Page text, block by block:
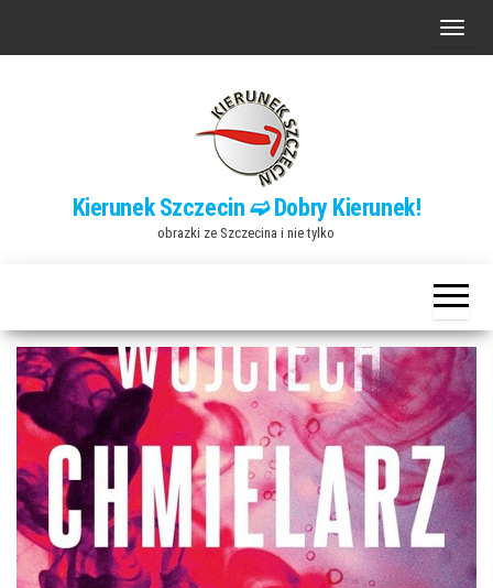
P
n
a
w
i
g
a
c
j
ę
Kierunek Szczecin ➫ Dobry Kierunek!
obrazki ze Szczecina i nie tylko